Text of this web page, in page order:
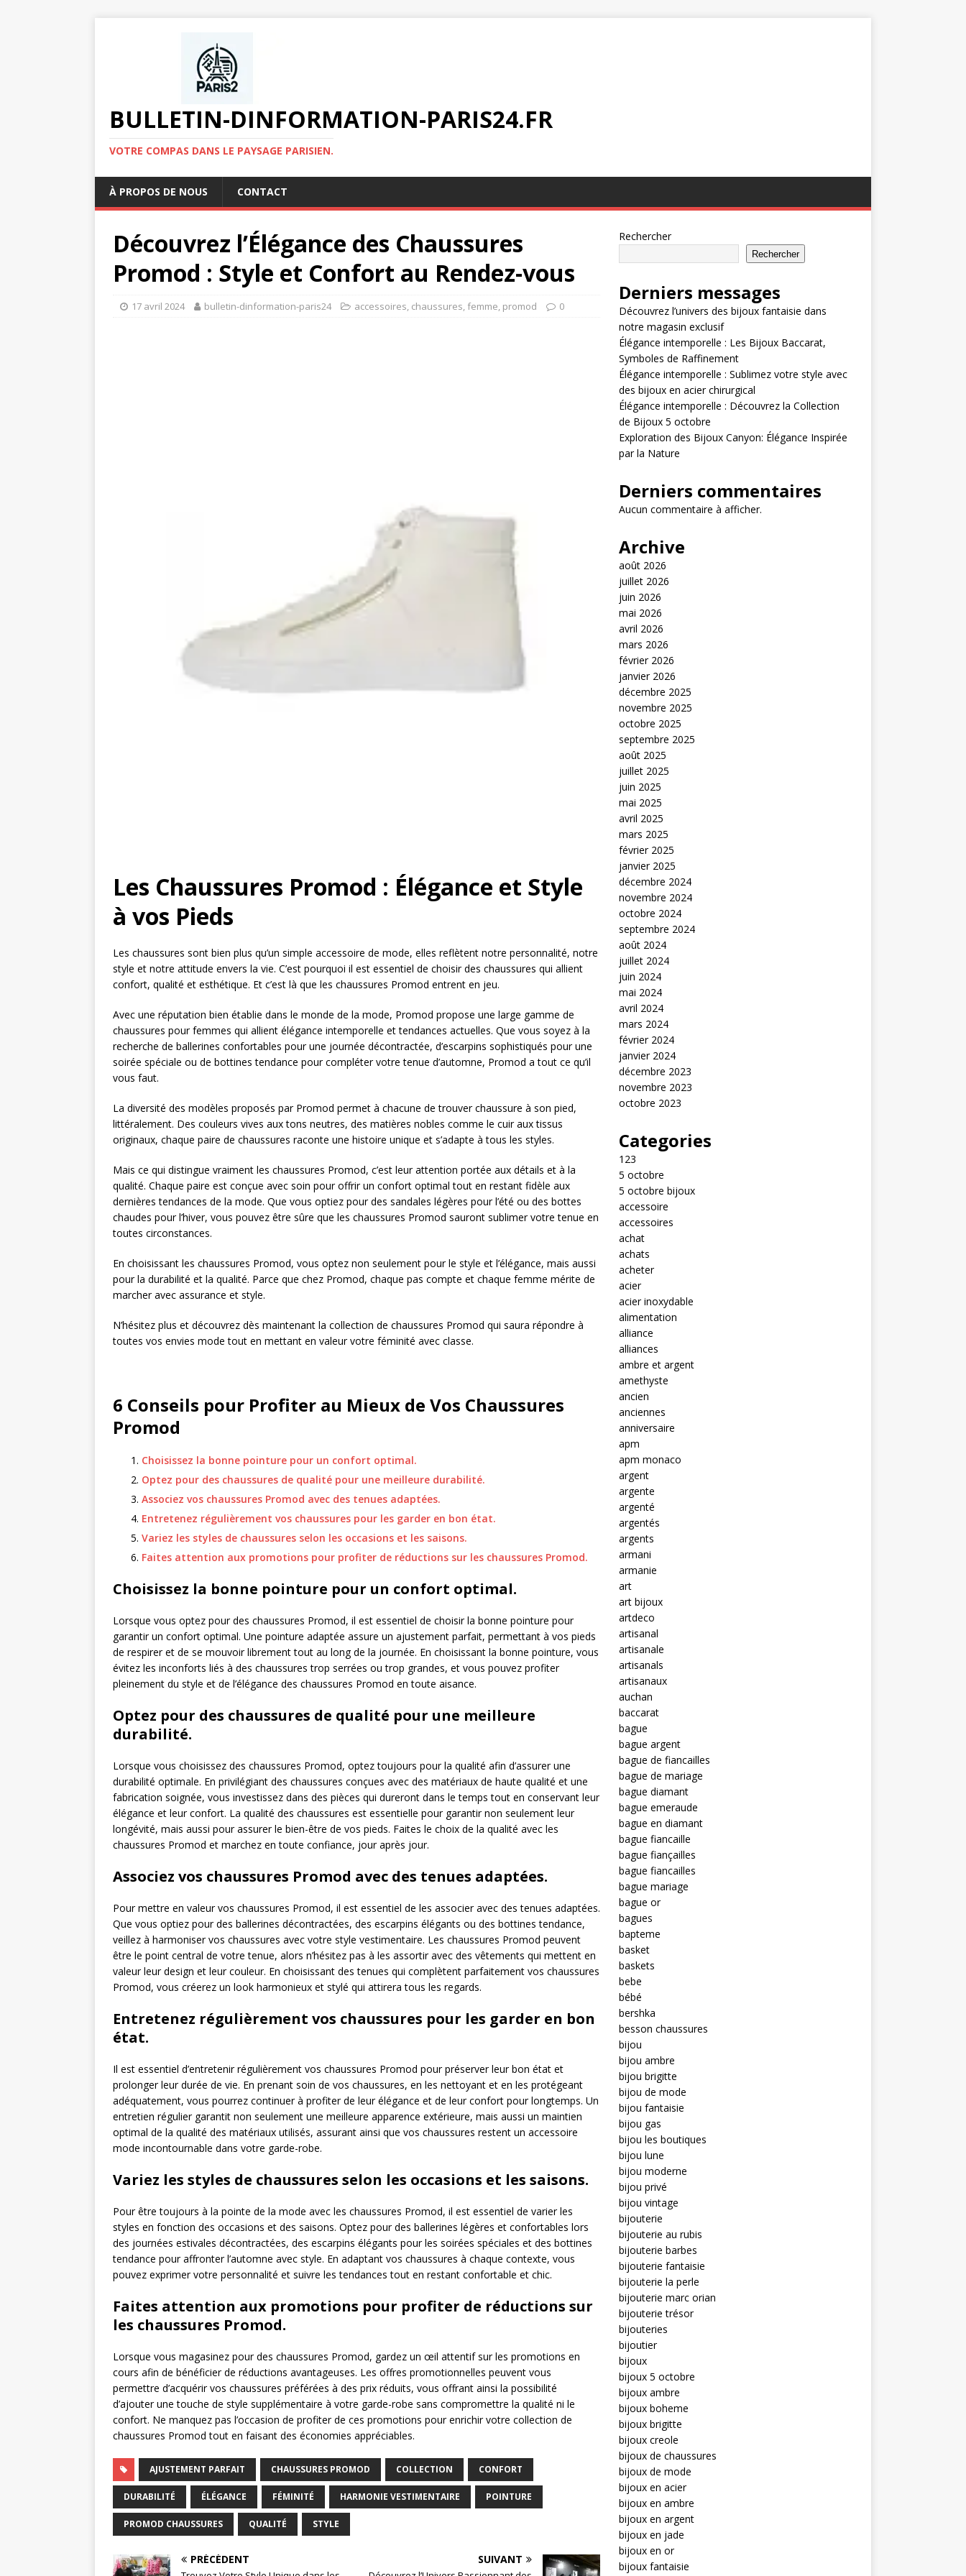
BULLETIN-DINFORMATION-PARIS24.FR
VOTRE COMPAS DANS LE PAYSAGE PARISIEN.
À PROPOS DE NOUS CONTACT
Découvrez l’Élégance des Chaussures
Promod : Style et Confort au Rendez-vous
17 avril 2024 bulletin-dinformation-paris24 accessoires, chaussures, femme, promod 0
Les Chaussures Promod : Élégance et Style
à vos Pieds
Les chaussures sont bien plus qu’un simple accessoire de mode, elles reflètent notre personnalité, notre
style et notre attitude envers la vie. C’est pourquoi il est essentiel de choisir des chaussures qui allient
confort, qualité et esthétique. Et c’est là que les chaussures Promod entrent en jeu.
Avec une réputation bien établie dans le monde de la mode, Promod propose une large gamme de
chaussures pour femmes qui allient élégance intemporelle et tendances actuelles. Que vous soyez à la
recherche de ballerines confortables pour une journée décontractée, d’escarpins sophistiqués pour une
soirée spéciale ou de bottines tendance pour compléter votre tenue d’automne, Promod a tout ce qu’il
vous faut.
La diversité des modèles proposés par Promod permet à chacune de trouver chaussure à son pied,
littéralement. Des couleurs vives aux tons neutres, des matières nobles comme le cuir aux tissus
originaux, chaque paire de chaussures raconte une histoire unique et s’adapte à tous les styles.
Mais ce qui distingue vraiment les chaussures Promod, c’est leur attention portée aux détails et à la
qualité. Chaque paire est conçue avec soin pour offrir un confort optimal tout en restant fidèle aux
dernières tendances de la mode. Que vous optiez pour des sandales légères pour l’été ou des bottes
chaudes pour l’hiver, vous pouvez être sûre que les chaussures Promod sauront sublimer votre tenue en
toutes circonstances.
En choisissant les chaussures Promod, vous optez non seulement pour le style et l’élégance, mais aussi
pour la durabilité et la qualité. Parce que chez Promod, chaque pas compte et chaque femme mérite de
marcher avec assurance et style.
N’hésitez plus et découvrez dès maintenant la collection de chaussures Promod qui saura répondre à
toutes vos envies mode tout en mettant en valeur votre féminité avec classe.
6 Conseils pour Profiter au Mieux de Vos Chaussures
Promod
Choisissez la bonne pointure pour un confort optimal.
Optez pour des chaussures de qualité pour une meilleure durabilité.
Associez vos chaussures Promod avec des tenues adaptées.
Entretenez régulièrement vos chaussures pour les garder en bon état.
Variez les styles de chaussures selon les occasions et les saisons.
Faites attention aux promotions pour profiter de réductions sur les chaussures Promod.
Choisissez la bonne pointure pour un confort optimal.
Lorsque vous optez pour des chaussures Promod, il est essentiel de choisir la bonne pointure pour
garantir un confort optimal. Une pointure adaptée assure un ajustement parfait, permettant à vos pieds
de respirer et de se mouvoir librement tout au long de la journée. En choisissant la bonne pointure, vous
évitez les inconforts liés à des chaussures trop serrées ou trop grandes, et vous pouvez profiter
pleinement du style et de l’élégance des chaussures Promod en toute aisance.
Optez pour des chaussures de qualité pour une meilleure
durabilité.
Lorsque vous choisissez des chaussures Promod, optez toujours pour la qualité afin d’assurer une
durabilité optimale. En privilégiant des chaussures conçues avec des matériaux de haute qualité et une
fabrication soignée, vous investissez dans des pièces qui dureront dans le temps tout en conservant leur
élégance et leur confort. La qualité des chaussures est essentielle pour garantir non seulement leur
longévité, mais aussi pour assurer le bien-être de vos pieds. Faites le choix de la qualité avec les
chaussures Promod et marchez en toute confiance, jour après jour.
Associez vos chaussures Promod avec des tenues adaptées.
Pour mettre en valeur vos chaussures Promod, il est essentiel de les associer avec des tenues adaptées.
Que vous optiez pour des ballerines décontractées, des escarpins élégants ou des bottines tendance,
veillez à harmoniser vos chaussures avec votre style vestimentaire. Les chaussures Promod peuvent
être le point central de votre tenue, alors n’hésitez pas à les assortir avec des vêtements qui mettent en
valeur leur design et leur couleur. En choisissant des tenues qui complètent parfaitement vos chaussures
Promod, vous créerez un look harmonieux et stylé qui attirera tous les regards.
Entretenez régulièrement vos chaussures pour les garder en bon
état.
Il est essentiel d’entretenir régulièrement vos chaussures Promod pour préserver leur bon état et
prolonger leur durée de vie. En prenant soin de vos chaussures, en les nettoyant et en les protégeant
adéquatement, vous pourrez continuer à profiter de leur élégance et de leur confort pour longtemps. Un
entretien régulier garantit non seulement une meilleure apparence extérieure, mais aussi un maintien
optimal de la qualité des matériaux utilisés, assurant ainsi que vos chaussures restent un accessoire
mode incontournable dans votre garde-robe.
Variez les styles de chaussures selon les occasions et les saisons.
Pour être toujours à la pointe de la mode avec les chaussures Promod, il est essentiel de varier les
styles en fonction des occasions et des saisons. Optez pour des ballerines légères et confortables lors
des journées estivales décontractées, des escarpins élégants pour les soirées spéciales et des bottines
tendance pour affronter l’automne avec style. En adaptant vos chaussures à chaque contexte, vous
pouvez exprimer votre personnalité et suivre les tendances tout en restant confortable et chic.
Faites attention aux promotions pour profiter de réductions sur
les chaussures Promod.
Lorsque vous magasinez pour des chaussures Promod, gardez un œil attentif sur les promotions en
cours afin de bénéficier de réductions avantageuses. Les offres promotionnelles peuvent vous
permettre d’acquérir vos chaussures préférées à des prix réduits, vous offrant ainsi la possibilité
d’ajouter une touche de style supplémentaire à votre garde-robe sans compromettre la qualité ni le
confort. Ne manquez pas l’occasion de profiter de ces promotions pour enrichir votre collection de
chaussures Promod tout en faisant des économies appréciables.
AJUSTEMENT PARFAIT CHAUSSURES PROMOD COLLECTION CONFORT
DURABILITÉ ÉLÉGANCE FÉMINITÉ HARMONIE VESTIMENTAIRE POINTURE
PROMOD CHAUSSURES QUALITÉ STYLE
PRÉCÉDENT SUIVANT
Rechercher
Rechercher
Derniers messages
Découvrez l’univers des bijoux fantaisie dans
notre magasin exclusif
Élégance intemporelle : Les Bijoux Baccarat,
Symboles de Raffinement
Élégance intemporelle : Sublimez votre style avec
des bijoux en acier chirurgical
Élégance intemporelle : Découvrez la Collection
de Bijoux 5 octobre
Exploration des Bijoux Canyon: Élégance Inspirée
par la Nature
Derniers commentaires
Aucun commentaire à afficher.
Archive
août 2026
juillet 2026
juin 2026
mai 2026
avril 2026
mars 2026
février 2026
janvier 2026
décembre 2025
novembre 2025
octobre 2025
septembre 2025
août 2025
juillet 2025
juin 2025
mai 2025
avril 2025
mars 2025
février 2025
janvier 2025
décembre 2024
novembre 2024
octobre 2024
septembre 2024
août 2024
juillet 2024
juin 2024
mai 2024
avril 2024
mars 2024
février 2024
janvier 2024
décembre 2023
novembre 2023
octobre 2023
Categories
123
5 octobre
5 octobre bijoux
accessoire
accessoires
achat
achats
acheter
acier
acier inoxydable
alimentation
alliance
alliances
ambre et argent
amethyste
ancien
anciennes
anniversaire
apm
apm monaco
argent
argente
argenté
argentés
argents
armani
armanie
art
art bijoux
artdeco
artisanal
artisanale
artisanals
artisanaux
auchan
baccarat
bague
bague argent
bague de fiancailles
bague de mariage
bague diamant
bague emeraude
bague en diamant
bague fiancaille
bague fiançailles
bague fiancailles
bague mariage
bague or
bagues
bapteme
basket
baskets
bebe
bébé
bershka
besson chaussures
bijou
bijou ambre
bijou brigitte
bijou de mode
bijou fantaisie
bijou gas
bijou les boutiques
bijou lune
bijou moderne
bijou privé
bijou vintage
bijouterie
bijouterie au rubis
bijouterie barbes
bijouterie fantaisie
bijouterie la perle
bijouterie marc orian
bijouterie trésor
bijouteries
bijoutier
bijoux
bijoux 5 octobre
bijoux ambre
bijoux boheme
bijoux brigitte
bijoux creole
bijoux de chaussures
bijoux de mode
bijoux en acier
bijoux en ambre
bijoux en argent
bijoux en jade
bijoux en or
bijoux fantaisie